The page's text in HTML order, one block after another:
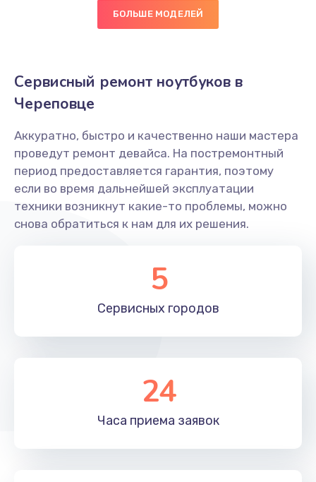
Ремонт вебкамеры
Заказать
990 руб.
Заказать
Настройка ОС ноутбука Predator
820 руб.
Замена видеокарты
БОЛЬШЕ МОДЕЛЕЙ
Сервисный ремонт ноутбуков в
Череповце
Аккуратно, быстро и качественно наши мастера
проведут ремонт девайса. На постремонтный
период предоставляется гарантия, поэтому
если во время дальнейшей эксплуатации
техники возникнут какие-то проблемы, можно
снова обратиться к нам для их решения.
5
Сервисных городов
24
Часа приема заявок